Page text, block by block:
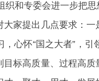
和专委会进一步把
家提出几点要求：
心怀“国之大者”，
标高质量、过程高